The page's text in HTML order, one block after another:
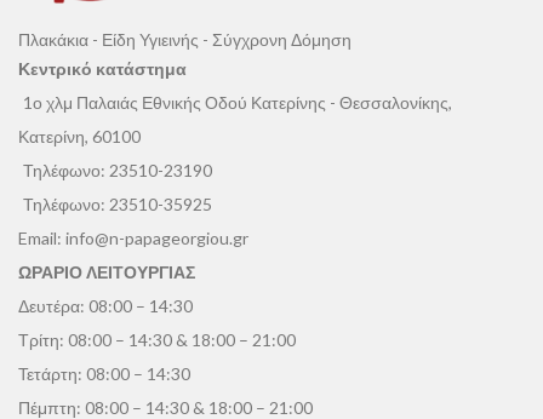
Πλακάκια - Είδη Υγιεινής - Σύγχρονη Δόμηση
Κεντρικό κατάστημα
1ο χλμ Παλαιάς Εθνικής Οδού Κατερίνης - Θεσσαλονίκης,
Κατερίνη, 60100
Τηλέφωνο: 23510-23190
Τηλέφωνο: 23510-35925
Email: info@n-papageorgiou.gr
ΩΡΑΡΙΟ ΛΕΙΤΟΥΡΓΙΑΣ
Δευτέρα: 08:00 – 14:30
Τρίτη: 08:00 – 14:30 & 18:00 – 21:00
Τετάρτη: 08:00 – 14:30
Πέμπτη: 08:00 – 14:30 & 18:00 – 21:00